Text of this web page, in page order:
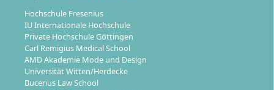
und Führungsaufgaben in Unternehmen aller
Branchen.
Marketing & Vertrieb: Du arbeitest in der
Entwicklung von Marketingstrategien,
Produktmanagement oder im Key Account
Hochschule Fresenius
IU Internationale Hochschule
Private Hochschule Göttingen
Carl Remigius Medical School
AMD Akademie Mode und Design
Universität Witten/Herdecke
Bucerius Law School